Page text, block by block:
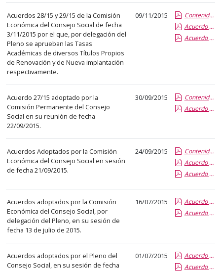
En
la
primera
columna
el
título
del
en
la
segunda
columna
la
fecha
de
la
última
columna
el
enlace
que
Acuerdos 28/15 y 29/15 de la Comisión
Económica del Consejo Social de fecha
3/11/2015 por el que, por delegación del
Pleno se aprueban las Tasas
Académicas de diversos Títulos Propios
de Renovación y de Nueva implantación
respectivamente.
09/11/2015
Contenido de la Publicación
Acuerdo 29-15 de Aprobación Tasas Títulos Propios NI
Acuerdo 28-15 de Aprobación Tasas Títulos Propios Renovación
Acuerdo 27/15 adoptado por la
Comisión Permanente del Consejo
Social en su reunión de fecha
22/09/2015.
30/09/2015
Contenido de la Publicación
Acuerdo 27-15 de Aprobación Becas C.S Curso 2015-2016
Acuerdos Adoptados por la Comisión
Económica del Consejo Social en sesión
de fecha 21/09/2015.
24/09/2015
Contenido de la Publicación
Acuerdo 26-15 de Aprobación Tasas Títulos Propios Renovación
Acuerdo 25-15 de Aprobación Complementos. PDI
Acuerdos adoptados por la Comisión
Económica del Consejo Social, por
delegación del Pleno, en su sesión de
fecha 13 de julio de 2015.
16/07/2015
Acuerdo 23/15, por el que la Comisión Económica del Consejo Social, por delegación del Pleno, aprueba las Tasas Académicas de diversos Títulos Propios de nueva Implantación.
Acuerdo 24/15, por el que la Comisión Económica del Consejo Social, por delegación del Pleno, aprueba la propuesta de modificación de las RPTs del Personal de Administración y Servicios Funcionario y Laboral.
Acuerdos adoptados por el Pleno del
Consejo Social, en su sesión de fecha
01/07/2015
Acuerdo 16/15, por el que el Pleno del Consejo Social aprueba la Liquidación del Presupuesto y de las Cuentas Anuales de la Fundación General de la Universidad correspondientes al ejercicio económico 2014.
Acuerdo 17/15, por el que el Pleno del Consejo Social es informado de diversos Expedientes de Modificación Presupuestaria correspondientes al ejercicio económico 2014.